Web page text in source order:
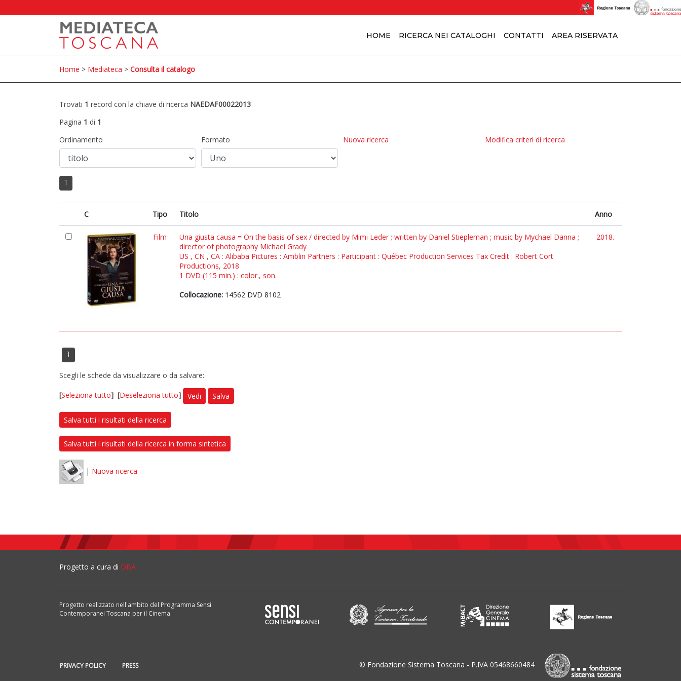
HOME RICERCA NEI CATALOGHI CONTATTI AREA RISERVATA
Home > Mediateca > Consulta il catalogo
Trovati 1 record con la chiave di ricerca NAEDAF00022013
Pagina 1 di 1
Ordinamento
Formato Nuova ricerca Modifica criteri di ricerca
1
C Tipo Titolo Anno
Film
Una giusta causa = On the basis of sex / directed by Mimi Leder ; written by Daniel Stiepleman ; music by Mychael Danna ;
director of photography Michael Grady
US , CN , CA : Alibaba Pictures : Amblin Partners : Participant : Québec Production Services Tax Credit : Robert Cort
Productions, 2018
1 DVD (115 min.) : color., son.
Collocazione: 14562 DVD 8102
2018.
1
Scegli le schede da visualizzare o da salvare:
[Seleziona tutto] [Deseleziona tutto] Vedi Salva
Salva tutti i risultati della ricerca
Salva tutti i risultati della ricerca in forma sintetica
| Nuova ricerca
Progetto a cura di DBA
Progetto realizzato nell'ambito del Programma Sensi
Contemporanei Toscana per il Cinema
PRIVACY POLICY PRESS © Fondazione Sistema Toscana - P.IVA 05468660484